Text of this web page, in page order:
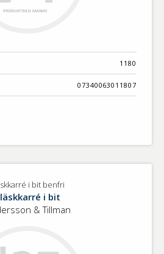
1180
07340063011807
i bit benfri
i bit
& Tillman